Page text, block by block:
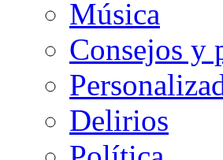
Música
Consejos y
Delirios